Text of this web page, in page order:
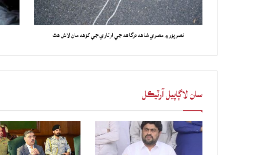
نصرپور ۾ مصري شاهه درگاهه جي اوتاري جي کوهه مان لاش هٿ
سان لاڳاپيل آرٽيڪل